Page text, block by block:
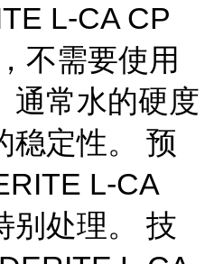
L-CA CP
不需要使用
通常水的硬度
稳定性。 预
L-CA
别处理。 技